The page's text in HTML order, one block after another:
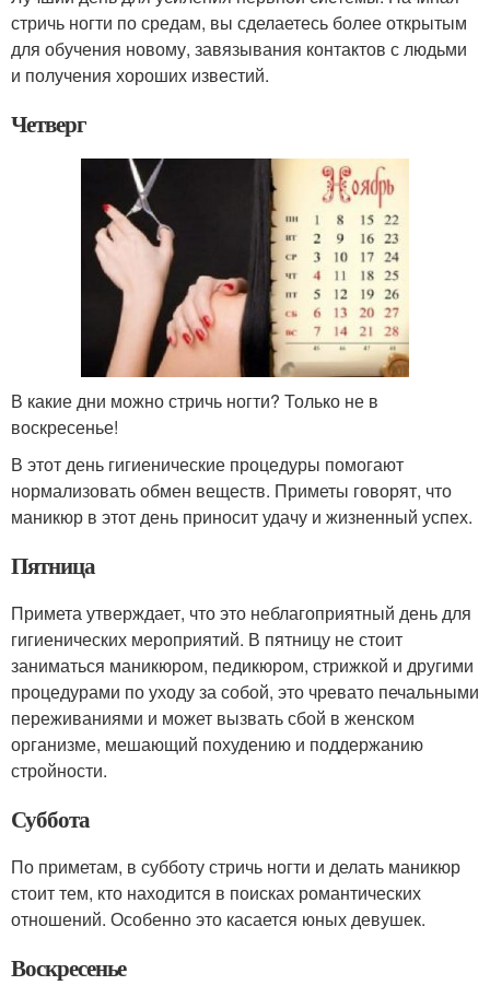
стричь ногти по средам, вы сделаетесь более открытым
для обучения новому, завязывания контактов с людьми
и получения хороших известий.
Четверг
В какие дни можно стричь ногти? Только не в
воскресенье!
В этот день гигиенические процедуры помогают
нормализовать обмен веществ. Приметы говорят, что
маникюр в этот день приносит удачу и жизненный успех.
Пятница
Примета утверждает, что это неблагоприятный день для
гигиенических мероприятий. В пятницу не стоит
заниматься маникюром, педикюром, стрижкой и другими
процедурами по уходу за собой, это чревато печальными
переживаниями и может вызвать сбой в женском
организме, мешающий похудению и поддержанию
стройности.
Суббота
По приметам, в субботу стричь ногти и делать маникюр
стоит тем, кто находится в поисках романтических
отношений. Особенно это касается юных девушек.
Воскресенье